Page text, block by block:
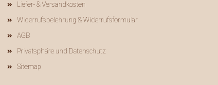
Liefer- & Versandkosten
Widerrufsbelehrung & Widerrufsformular
AGB
Privatsphäre und Datenschutz
Sitemap